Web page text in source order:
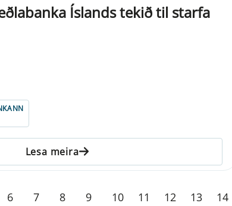
Íslands tekið til starfa
Lesa meira
6 7 8 9 10 11 12 13 14